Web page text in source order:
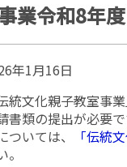
業令和8年
年1月16日
統文化親子教室事
書類の提出が必要で
いては、
「伝統